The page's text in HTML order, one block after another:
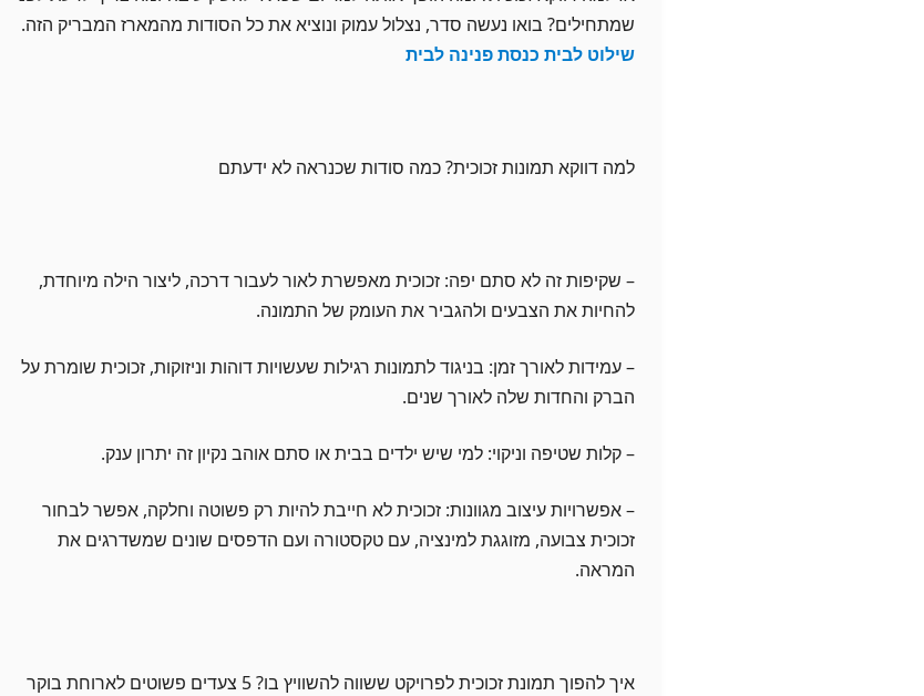
שמתחילים? בואו נעשה סדר, נצלול עמוק ונוציא את כל הסודות מהמארז המבריק הזה.
שילוט לבית כנסת פנינה לבית
למה דווקא תמונות זכוכית? כמה סודות שכנראה לא ידעתם
– שקיפות זה לא סתם יפה: זכוכית מאפשרת לאור לעבור דרכה, ליצור הילה מיוחדת,
להחיות את הצבעים ולהגביר את העומק של התמונה.
– עמידות לאורך זמן: בניגוד לתמונות רגילות שעשויות דוהות וניזוקות, זכוכית שומרת על
הברק והחדות שלה לאורך שנים.
– קלות שטיפה וניקוי: למי שיש ילדים בבית או סתם אוהב נקיון זה יתרון ענק.
– אפשרויות עיצוב מגוונות: זכוכית לא חייבת להיות רק פשוטה וחלקה, אפשר לבחור
זכוכית צבועה, מזוגגת למינציה, עם טקסטורה ועם הדפסים שונים שמשדרגים את
המראה.
איך להפוך תמונת זכוכית לפרויקט ששווה להשוויץ בו? 5 צעדים פשוטים לארוחת בוקר